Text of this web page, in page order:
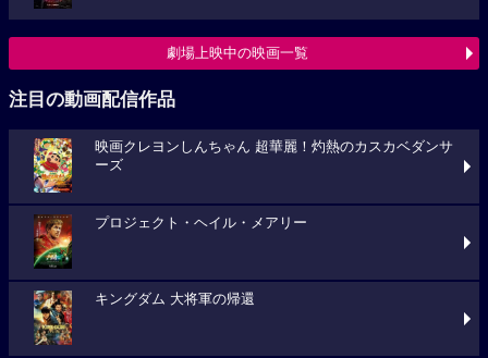
劇場上映中の映画一覧
注目の動画配信作品
映画クレヨンしんちゃん 超華麗！灼熱のカスカベダンサ
ーズ
プロジェクト・ヘイル・メアリー
キングダム 大将軍の帰還